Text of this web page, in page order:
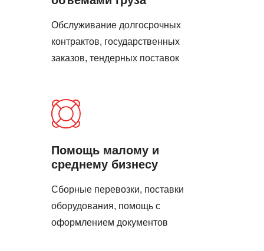
Обслуживание долгосрочных
контрактов, государственных
заказов, тендерных поставок
Помощь малому и
среднему бизнесу
Сборные перевозки, поставки
оборудования, помощь с
оформлением документов